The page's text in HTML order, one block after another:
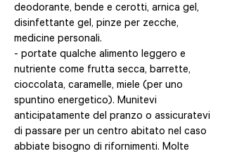
deodorante, bende e cerotti, arnica gel,
disinfettante gel, pinze per zecche,
medicine personali.
- portate qualche alimento leggero e
nutriente come frutta secca, barrette,
cioccolata, caramelle, miele (per uno
spuntino energetico). Munitevi
anticipatamente del pranzo o assicuratevi
di passare per un centro abitato nel caso
abbiate bisogno di rifornimenti. Molte